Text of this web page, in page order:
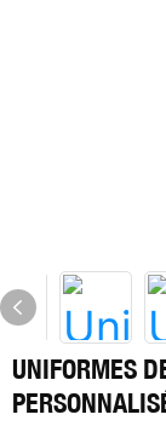
UNIFORMES